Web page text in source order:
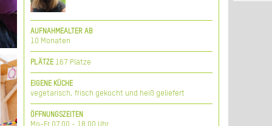
AUFNAHMEALTER AB
10 Monaten
PLÄTZE167 Plätze
EIGENE KÜCHE
vegetarisch, frisch gekocht und heiß geliefert
ÖFFNUNGSZEITEN
Mo-Fr 07.00 - 18.00 Uhr